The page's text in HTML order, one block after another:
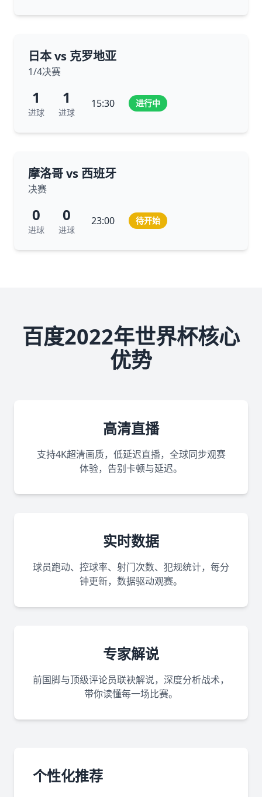
日本 vs 克罗地亚
1/4决赛
1
进球
1
进球
15:30 进行中
摩洛哥 vs 西班牙
决赛
0
进球
0
进球
23:00 待开始
百度2022年世界杯核心
优势
高清直播
支持4K超清画质，低延迟直播，全球同步观赛
体验，告别卡顿与延迟。
实时数据
球员跑动、控球率、射门次数、犯规统计，每分
钟更新，数据驱动观赛。
专家解说
前国脚与顶级评论员联袂解说，深度分析战术，
带你读懂每一场比赛。
个性化推荐